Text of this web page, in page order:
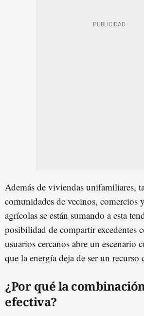
Además de viviendas unifamiliares,
comunidades de vecinos, comercios
agrícolas se están sumando a esta
posibilidad de compartir excedentes
usuarios cercanos abre un escenario
que la energía deja de ser un recurso
¿Por qué la
efectiva?